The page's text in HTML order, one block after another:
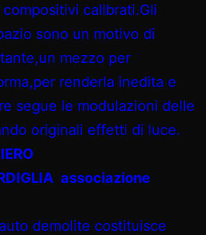
calibrati.Gli
sono un motivo di
mezzo per
renderla inedita e
segue le modulazioni delle
originali effetti di luce.
associazione
demolite costituisce